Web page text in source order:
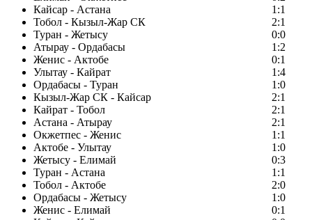
Кайсар - Астана
1:1
Тобол - Кызыл-Жар СК
2:1
Туран - Жетысу
0:0
Атырау - Ордабасы
1:2
Женис - Актобе
0:1
Улытау - Кайрат
1:4
Ордабасы - Туран
1:0
Кызыл-Жар СК - Кайсар
2:1
Кайрат - Тобол
2:1
Астана - Атырау
2:1
Окжетпес - Женис
1:1
Актобе - Улытау
1:0
Жетысу - Елимай
0:3
Туран - Астана
1:1
Тобол - Актобе
2:0
Ордабасы - Жетысу
1:0
Женис - Елимай
0:1